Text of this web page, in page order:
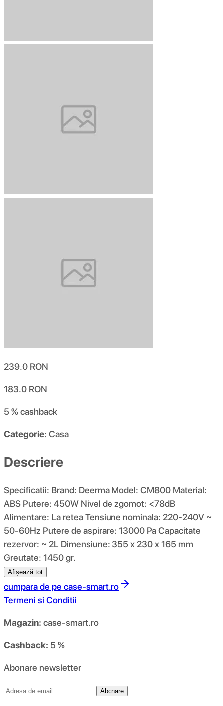
239.0 RON
183.0 RON
5 %cashback
Categorie: Casa
Descriere
Specificatii: Brand: Deerma Model: CM800 Material:
ABS Putere: 450W Nivel de zgomot: <78dB
Alimentare: La retea Tensiune nominala: 220-240V ~
50-60Hz Putere de aspirare: 13000 Pa Capacitate
rezervor: ~ 2L Dimensiune: 355 x 230 x 165 mm
Greutate: 1450 gr.
Afișează tot
cumpara de pe case-smart.ro
Termeni si Conditii
Magazin: case-smart.ro
Cashback: 5 %
Abonare newsletter
Abonare